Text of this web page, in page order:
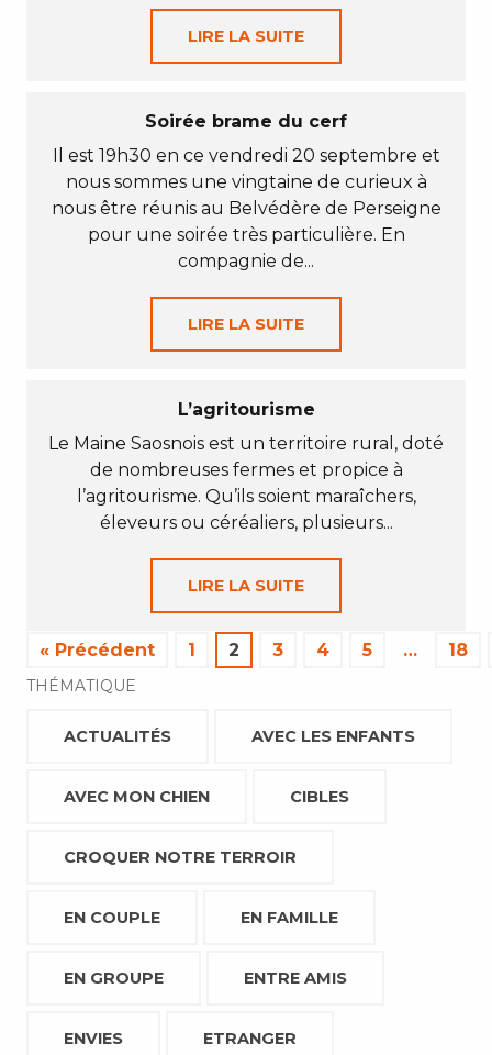
LIRE LA SUITE
Soirée brame du cerf
Il est 19h30 en ce vendredi 20 septembre et
nous sommes une vingtaine de curieux à
nous être réunis au Belvédère de Perseigne
pour une soirée très particulière. En
compagnie de...
LIRE LA SUITE
L’agritourisme
Le Maine Saosnois est un territoire rural, doté
de nombreuses fermes et propice à
l’agritourisme. Qu’ils soient maraîchers,
éleveurs ou céréaliers, plusieurs...
LIRE LA SUITE
« Précédent 1 2 3 4 5 … 18
THÉMATIQUE
ACTUALITÉS AVEC LES ENFANTS
AVEC MON CHIEN CIBLES
CROQUER NOTRE TERROIR
EN COUPLE EN FAMILLE
EN GROUPE ENTRE AMIS
ENVIES ETRANGER